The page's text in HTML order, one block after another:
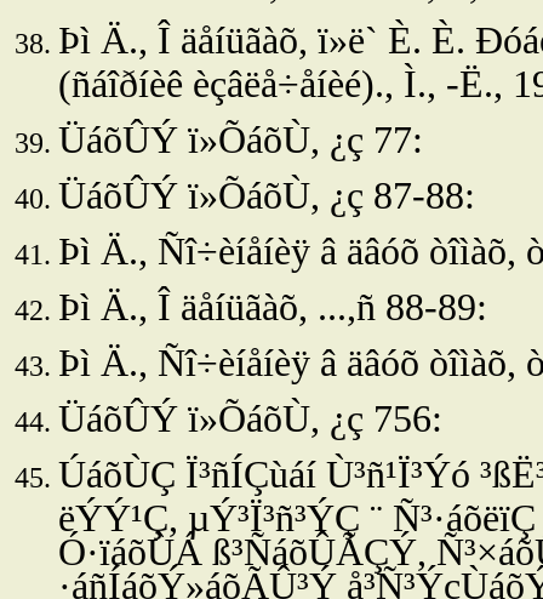
Þì Ä., Î äåíüãàõ, ï»ë` È. È.
(ñáîðíèê èçâëå÷åíèé)., Ì., -Ë.,
ÜáõÛÝ ï»ÕáõÙ, ¿ç 77:
ÜáõÛÝ ï»ÕáõÙ, ¿ç 87-88:
Þì Ä., Ñî÷èíåíèÿ â äâóõ òîìàõ,
Þì Ä., Î äåíüãàõ, ...,ñ 88-89:
Þì Ä., Ñî÷èíåíèÿ â äâóõ òîìàõ,
ÜáõÛÝ ï»ÕáõÙ, ¿ç 756:
ÚáõÙÇ Ï³ñÍÇùáí Ù³ñ¹Ï³Ýó
ëÝÝ¹Ç, µÝ³Ï³ñ³ÝÇ ¨
Ó·ïáõÙÁ ß³ÑáõÛÃÇÝ,
·áñÍáõÝ»áõÃÛ³Ý